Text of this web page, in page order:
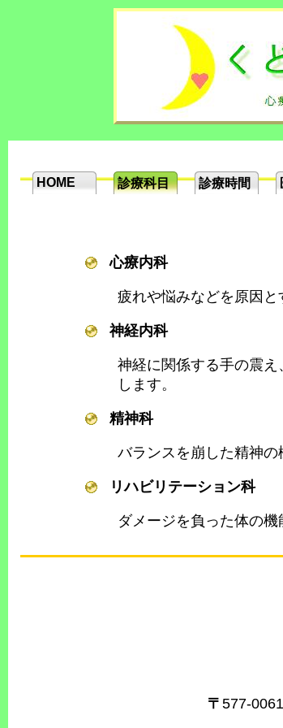
HOME 診療科目 診療時間
心療内科
疲れや悩みなどを原因と
神経内科
神経に関係する手の震
します。
精神科
バランスを崩した精神の
リハビリテーション科
ダメージを負った体の機
〒 577-